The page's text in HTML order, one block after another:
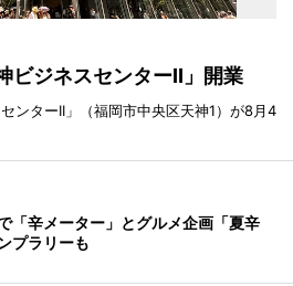
ビジネスセンターII」開業
ンターII」（福岡市中央区天神1）が8月4
「辛メーター」とグルメ企画「夏辛
プラリーも